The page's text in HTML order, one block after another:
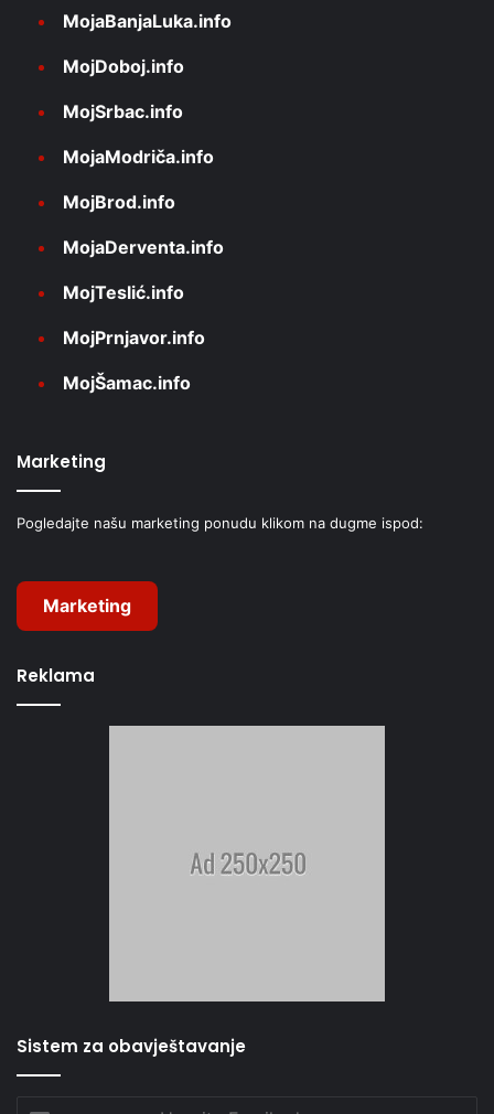
MojaBanjaLuka.info
MojDoboj.info
MojSrbac.info
MojaModriča.info
MojBrod.info
MojaDerventa.info
MojTeslić.info
MojPrnjavor.info
MojŠamac.info
Marketing
Pogledajte našu marketing ponudu klikom na dugme ispod:
Marketing
Reklama
Sistem za obavještavanje